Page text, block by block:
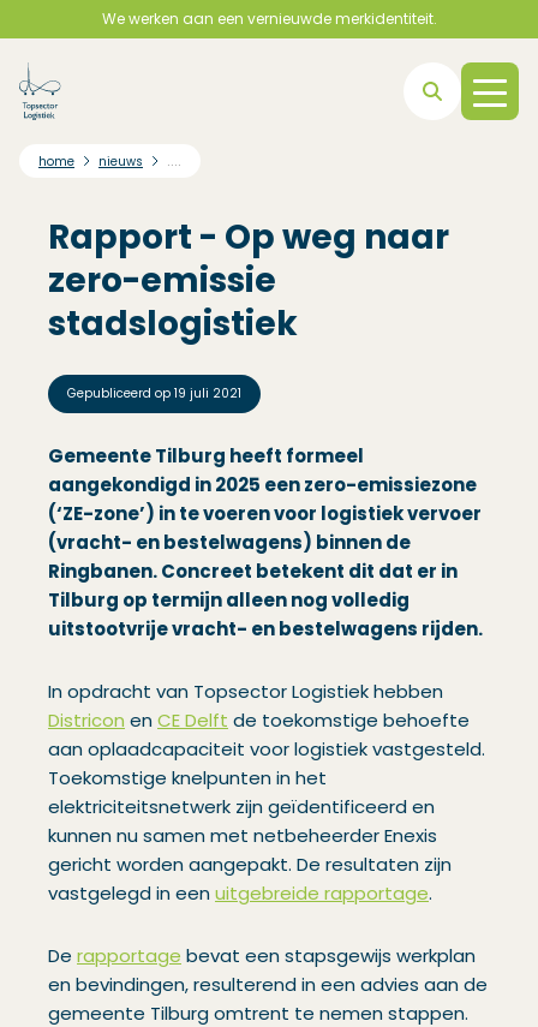
Direct naar hoofdinhoud
Direct naar hoofdnavigatie
Direct naar footer
We werken aan een vernieuwde merkidentiteit.
home nieuws ....
Rapport - Op weg naar
zero-emissie
stadslogistiek
Gepubliceerd op 19 juli 2021
Gemeente Tilburg heeft formeel
aangekondigd in 2025 een zero-emissiezone
(‘ZE-zone’) in te voeren voor logistiek vervoer
(vracht- en bestelwagens) binnen de
Ringbanen. Concreet betekent dit dat er in
Tilburg op termijn alleen nog volledig
uitstootvrije vracht- en bestelwagens rijden.
In opdracht van Topsector Logistiek hebben
Districon en CE Delft de toekomstige behoefte
aan oplaadcapaciteit voor logistiek vastgesteld.
Toekomstige knelpunten in het
elektriciteitsnetwerk zijn geïdentificeerd en
kunnen nu samen met netbeheerder Enexis
gericht worden aangepakt. De resultaten zijn
vastgelegd in een uitgebreide rapportage.
De rapportage bevat een stapsgewijs werkplan
en bevindingen, resulterend in een advies aan de
gemeente Tilburg omtrent te nemen stappen.